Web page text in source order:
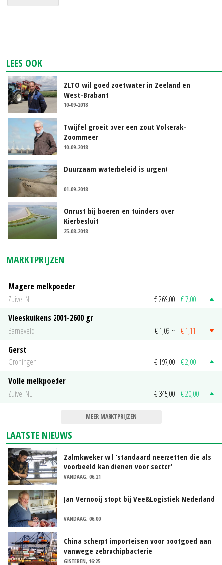
LEES OOK
ZLTO wil goed zoetwater in Zeeland en
West-Brabant
10-09-2018
Twijfel groeit over een zout Volkerak-
Zoommeer
10-09-2018
Duurzaam waterbeleid is urgent
01-09-2018
Onrust bij boeren en tuinders over
Kierbesluit
25-08-2018
MARKTPRIJZEN
Magere melkpoeder
Zuivel NL
€ 269,00 € 7,00
Vleeskuikens 2001-2600 gr
Barneveld
€ 1,09 ~ € 1,11
Gerst
Groningen
€ 197,00 € 2,00
Volle melkpoeder
Zuivel NL
€ 345,00 € 20,00
MEER MARKTPRIJZEN
LAATSTE NIEUWS
Zalmkweker wil ‘standaard neerzetten die als
voorbeeld kan dienen voor sector’
VANDAAG, 06:21
Jan Vernooij stopt bij Vee&Logistiek Nederland
VANDAAG, 06:00
China scherpt importeisen voor pootgoed aan
vanwege zebrachipbacterie
GISTEREN, 16:25